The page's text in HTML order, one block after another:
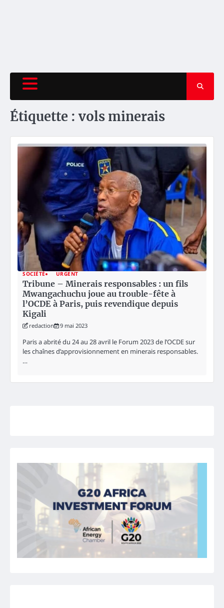
Étiquette :vols minerais
SOCIÉTÉ URGENT
Tribune – Minerais responsables : un fils
Mwangachuchu joue au trouble-fête à
l’OCDE à Paris, puis revendique depuis
Kigali
redaction 9 mai 2023
Paris a abrité du 24 au 28 avril le Forum 2023 de l’OCDE sur
les chaînes d’approvisionnement en minerais responsables.
…